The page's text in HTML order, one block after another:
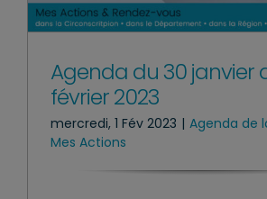
Agenda du 30 janvier
février 2023
mercredi, 1 Fév 2023 | Agenda de
Mes Actions